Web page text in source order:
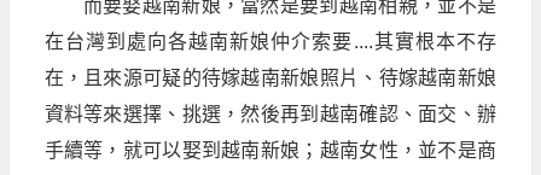
而要娶越南新娘，當然是要到越南相親，並不是
在台灣到處向各越南新娘仲介索要....其實根本不存
在，且來源可疑的待嫁越南新娘照片、待嫁越南新娘
資料等來選擇、挑選，然後再到越南確認、面交、辦
手續等，就可以娶到越南新娘；越南女性，並不是商